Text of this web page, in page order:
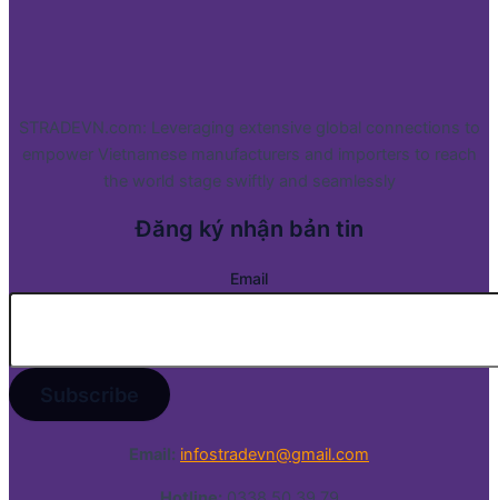
STRADEVN.com: Leveraging extensive global connections to
empower Vietnamese manufacturers and importers to reach
the world stage swiftly and seamlessly
Đăng ký nhận bản tin
Email
Email: infostradevn@gmail.com